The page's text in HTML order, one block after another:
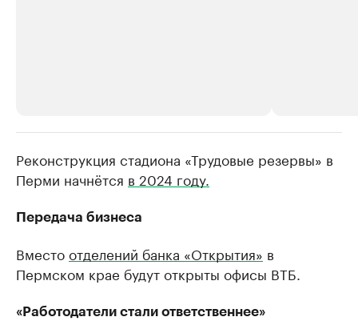
Крупнейшие производители и
Ознакомьтесь с информацией в каталоге
Реконструкция стадиона «Трудовые резервы» в
Перми начнётся в 2024 году.
Передача бизнеса
Вместоотделений банка «Открытия» в
Пермском крае будут открыты офисы ВТБ.
«Работодатели стали ответственнее»